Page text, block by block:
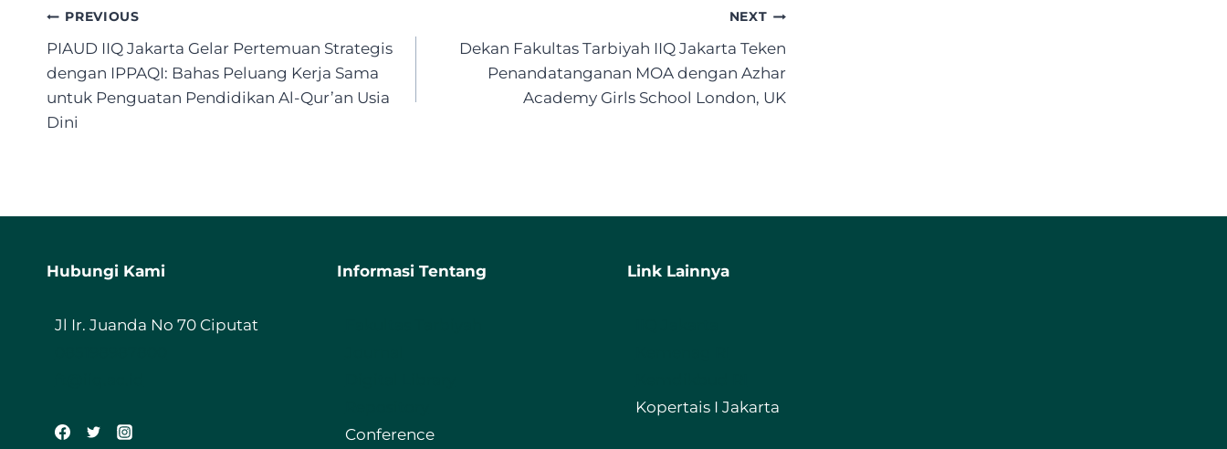
Post
navigation
PREVIOUS
PIAUD IIQ Jakarta Gelar Pertemuan Strategis
dengan IPPAQI: Bahas Peluang Kerja Sama
untuk Penguatan Pendidikan Al-Qur’an Usia
Dini
NEXT
Dekan Fakultas Tarbiyah IIQ Jakarta Teken
Penandatanganan MOA dengan Azhar
Academy Girls School London, UK
Hubungi Kami
Jl Ir. Juanda No 70 Ciputat
Informasi Tentang
Conference
Link Lainnya
Kopertais I Jakarta